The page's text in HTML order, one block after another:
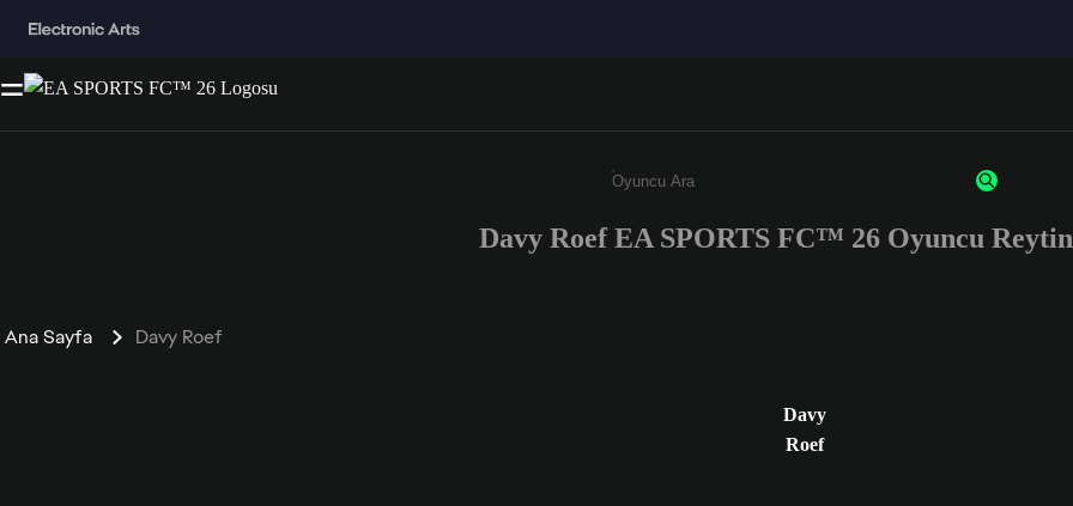
Enter a minimum of 3 characters or numbers
Davy Roef EA SPORTS FC™ 26 Oyuncu
Ana Sayfa Davy Roef
Davy
Roef